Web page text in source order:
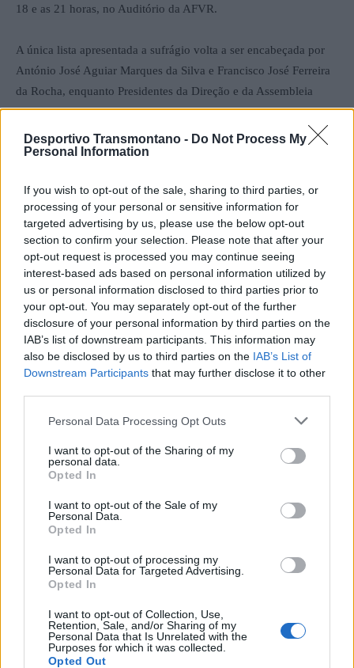
Desportivo Transmontano - Do Not Process My
Personal Information
If you wish to opt-out of the sale, sharing to third parties, or
processing of your personal or sensitive information for
targeted advertising by us, please use the below opt-out
section to confirm your selection. Please note that after your
opt-out request is processed you may continue seeing
interest-based ads based on personal information utilized by
us or personal information disclosed to third parties prior to
your opt-out. You may separately opt-out of the further
disclosure of your personal information by third parties on the
IAB’s list of downstream participants. This information may
also be disclosed by us to third parties on the IAB’s List of
Downstream Participants that may further disclose it to other
Personal Data Processing Opt Outs
I want to opt-out of the Sharing of my
personal data.
Opted In
I want to opt-out of the Sale of my
Personal Data.
Opted In
I want to opt-out of processing my
Personal Data for Targeted Advertising.
Opted In
I want to opt-out of Collection, Use,
Retention, Sale, and/or Sharing of my
Personal Data that Is Unrelated with the
Purposes for which it was collected.
Opted Out
18 e as 21 horas, no Auditório da AFVR.
A única lista apresentada a sufrágio volta a ser encabeçada por
António José Aguiar Marques da Silva e Francisco José Ferreira
da Rocha, enquanto Presidentes da Direção e da Assembleia
Geral, respetivamente. O Conselho de Arbitragem vai agora ser
encabeçado pelo ex- árbitro e observador, Arnaldo Araújo.
Artigo anterior
(crónica)
Próximo artigo
comando técnico do Pedras